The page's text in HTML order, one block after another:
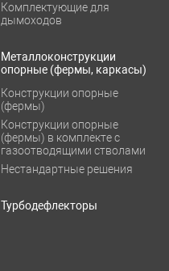
Комплектующие для
дымоходов
Металлоконструкции
опорные (фермы, каркасы)
Конструкции опорные
(фермы)
Конструкции опорные
(фермы) в комплекте с
газоотводящими стволами
Нестандартные решения
Турбодефлекторы